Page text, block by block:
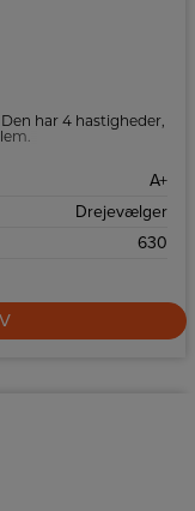
har 4 hastigheder,
A+
Drejevælger
630